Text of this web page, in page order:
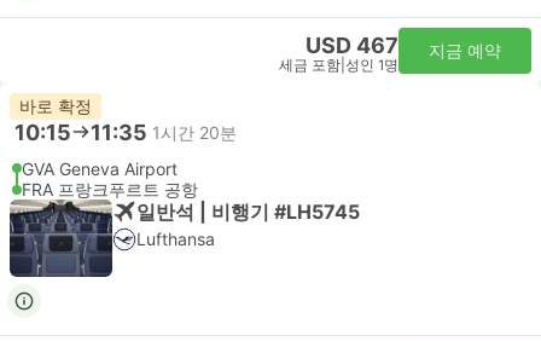
USD 467
세금 포함 성인 1명
지금 예약
바로 확정
10:15 11:35 1시간 20분
GVA Geneva Airport
FRA 프랑크푸르트 공항
일반석 | 비행기 #LH5745
Lufthansa